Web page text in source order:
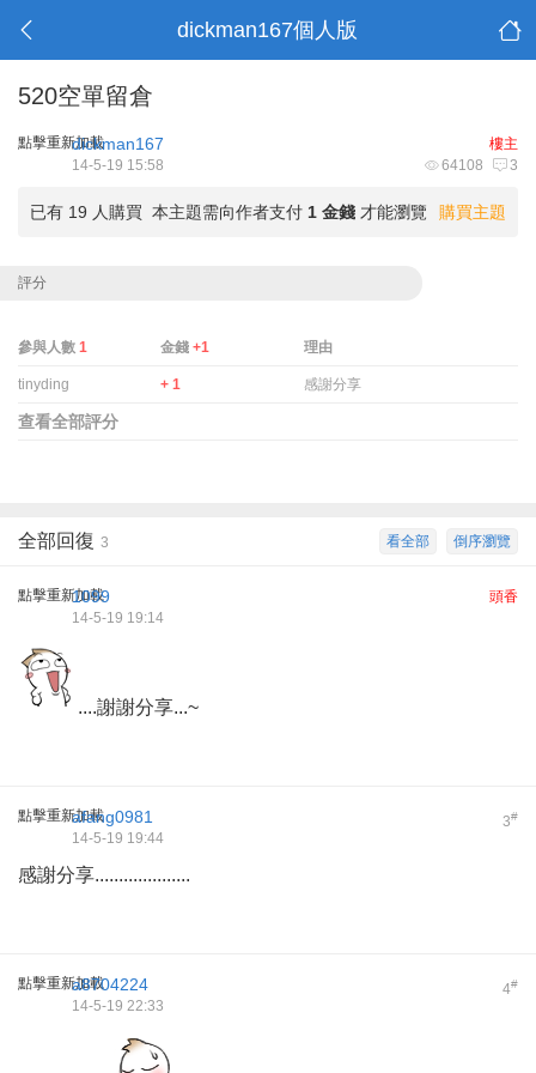
dickman167個人版
520空單留倉
點擊重新加載 樓主
dickman167
64108 3
14-5-19 15:58
購買主題
已有 19 人購買 本主題需向作者支付 1 金錢 才能瀏覽
評分
參與人數 1 金錢+1 理由
tinyding + 1 感謝分享
查看全部評分
倒序瀏覽
看全部
全部回復 3
點擊重新加載 頭香
1099
14-5-19 19:14
....謝謝分享...~
點擊重新加載 3#
afang0981
14-5-19 19:44
感謝分享....................
點擊重新加載 4#
a8704224
14-5-19 22:33